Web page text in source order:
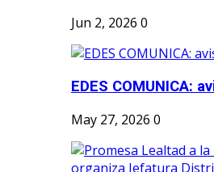
Jun 2, 2026 0
EDES COMUNICA:
May 27, 2026 0